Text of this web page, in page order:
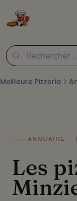
Meilleure Pizzeria
ANNUAIRE —
Les